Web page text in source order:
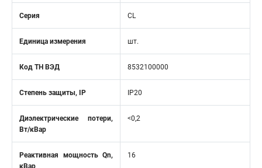
Серия CL
Единица измерения шт.
Код ТН ВЭД 8532100000
Степень защиты, IP IP20
Диэлектрические потери,
Вт/кВар
<0,2
Реактивная мощность Qn,
кВар
16